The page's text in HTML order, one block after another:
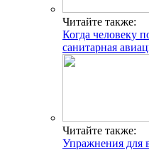
Читайте также:
Когда человеку
санитарная
Читайте также:
Упражнения для